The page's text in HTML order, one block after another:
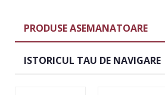
PRODUSE ASEMANATOARE
ISTORICUL TAU DE NAVIGARE